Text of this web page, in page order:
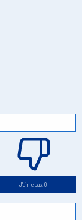
J’aime pas: 0